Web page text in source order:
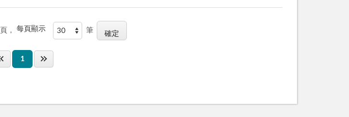
頁， 每頁顯示 筆
1